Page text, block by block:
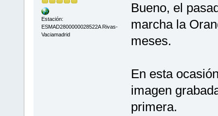
Estación:
ESMAD2800000028522A Rivas-
Vaciamadrid
Bueno, el
marcha la
meses.
En esta
imagen
primera.